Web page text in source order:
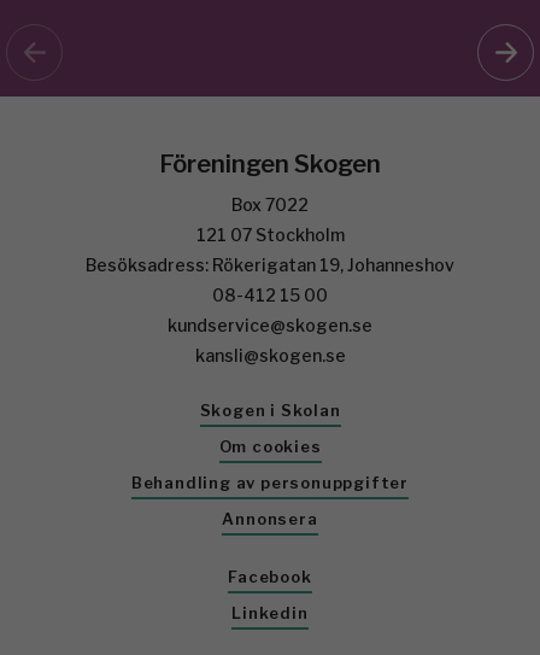
Föreningen Skogen
Box 7022
121 07 Stockholm
Besöksadress: Rökerigatan 19, Johanneshov
08-412 15 00
kundservice@skogen.se
kansli@skogen.se
Skogen i Skolan
Om cookies
Behandling av personuppgifter
Annonsera
Facebook
Linkedin